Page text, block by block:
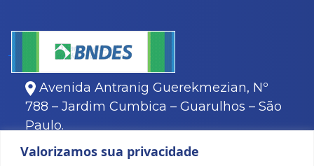
Valorizamos sua privacidade
Avenida Antranig Guerekmezian, Nº
788 – Jardim Cumbica – Guarulhos – São
Paulo.
113466-8000